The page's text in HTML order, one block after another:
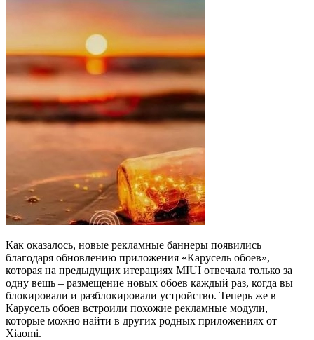
Как оказалось, новые рекламные баннеры появились
благодаря обновлению приложения «Карусель обоев»,
которая на предыдущих итерациях MIUI отвечала только за
одну вещь – размещение новых обоев каждый раз, когда вы
блокировали и разблокировали устройство. Теперь же в
Карусель обоев встроили похожие рекламные модули,
которые можно найти в других родных приложениях от
Xiaomi.